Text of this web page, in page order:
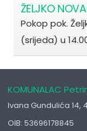
ŽELJKO
Pokop pok.
(srijeda) u
KOMUNALAC
Ivana Gundulića 14,
OIB: 53696178845